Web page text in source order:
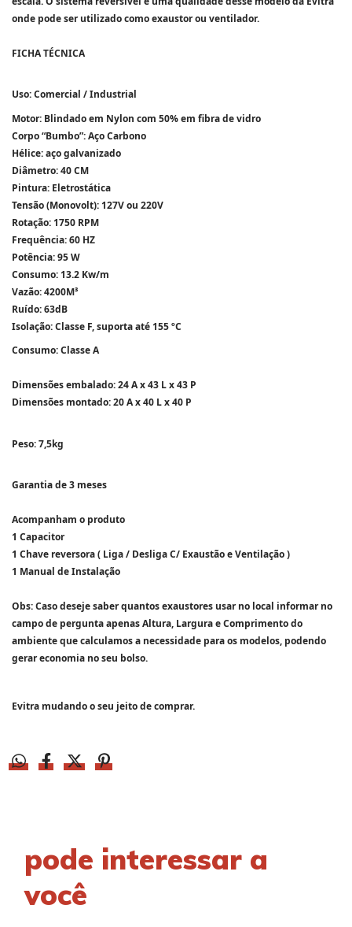
onde pode ser utilizado como exaustor ou ventilador.
FICHA TÉCNICA
Uso: Comercial / Industrial
Motor: Blindado em Nylon com 50% em fibra de vidro
Corpo “Bumbo”: Aço Carbono
Hélice: aço galvanizado
Diâmetro: 40 CM
Pintura: Eletrostática
Tensão(Monovolt): 127V ou 220V
Rotação: 1750 RPM
Frequência: 60 HZ
Potência: 95 W
Consumo: 13.2 Kw/m
Vazão:4200M³
Ruído: 63dB
Isolação: Classe F, suporta até 155 ºC
Consumo: Classe A
Dimensões embalado: 24 A x 43 L x 43 P
Dimensões montado: 20 A x 40 L x 40 P
Peso: 7,5kg
Garantia de 3 meses
Acompanham o produto
1 Capacitor
1 Chave reversora ( Liga / Desliga C/ Exaustão e Ventilação )
1 Manual de Instalação
Obs: Caso deseje saber quantos exaustores usar no local informar no
campo de pergunta apenas Altura, Largura e Comprimento do
ambiente que calculamos a necessidade para os modelos, podendo
gerar economia no seu bolso.
Evitra mudando o seu jeito de comprar.
pode interessar a
você